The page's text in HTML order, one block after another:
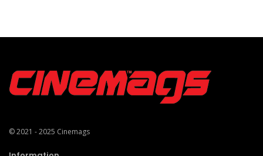
© 2021 - 2025 Cinemags